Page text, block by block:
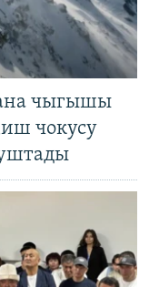
чыгышы
чокусу